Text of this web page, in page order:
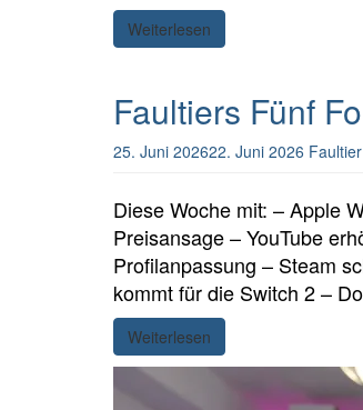
Weiterlesen
Faultiers Fünf
25. Juni 202622. Juni 2026 Faultier
Diese Woche mit: – Apple
Preisansage – YouTube
Profilanpassung – Steam
kommt für die Switch 2 –
Weiterlesen